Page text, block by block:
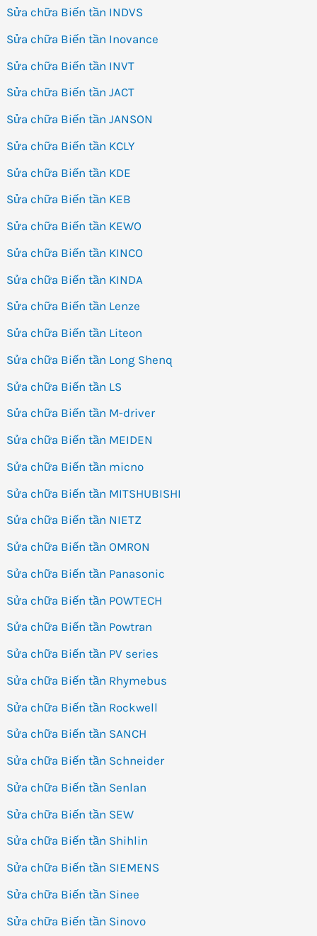
Sửa chữa Biến tần INDVS
Sửa chữa Biến tần Inovance
Sửa chữa Biến tần INVT
Sửa chữa Biến tần JACT
Sửa chữa Biến tần JANSON
Sửa chữa Biến tần KCLY
Sửa chữa Biến tần KDE
Sửa chữa Biến tần KEB
Sửa chữa Biến tần KEWO
Sửa chữa Biến tần KINCO
Sửa chữa Biến tần KINDA
Sửa chữa Biến tần Lenze
Sửa chữa Biến tần Liteon
Sửa chữa Biến tần Long Shenq
Sửa chữa Biến tần LS
Sửa chữa Biến tần M-driver
Sửa chữa Biến tần MEIDEN
Sửa chữa Biến tần micno
Sửa chữa Biến tần MITSHUBISHI
Sửa chữa Biến tần NIETZ
Sửa chữa Biến tần OMRON
Sửa chữa Biến tần Panasonic
Sửa chữa Biến tần POWTECH
Sửa chữa Biến tần Powtran
Sửa chữa Biến tần PV series
Sửa chữa Biến tần Rhymebus
Sửa chữa Biến tần Rockwell
Sửa chữa Biến tần SANCH
Sửa chữa Biến tần Schneider
Sửa chữa Biến tần Senlan
Sửa chữa Biến tần SEW
Sửa chữa Biến tần Shihlin
Sửa chữa Biến tần SIEMENS
Sửa chữa Biến tần Sinee
Sửa chữa Biến tần Sinovo